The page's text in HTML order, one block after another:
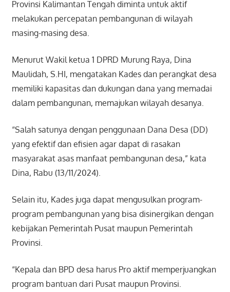
Provinsi Kalimantan Tengah diminta untuk aktif
melakukan percepatan pembangunan di wilayah
masing-masing desa.
Menurut Wakil ketua 1 DPRD Murung Raya, Dina
Maulidah, S.HI, mengatakan Kades dan perangkat desa
memiliki kapasitas dan dukungan dana yang memadai
dalam pembangunan, memajukan wilayah desanya.
“Salah satunya dengan penggunaan Dana Desa (DD)
yang efektif dan efisien agar dapat di rasakan
masyarakat asas manfaat pembangunan desa,” kata
Dina, Rabu (13/11/2024).
Selain itu, Kades juga dapat mengusulkan program-
program pembangunan yang bisa disinergikan dengan
kebijakan Pemerintah Pusat maupun Pemerintah
Provinsi.
“Kepala dan BPD desa harus Pro aktif memperjuangkan
program bantuan dari Pusat maupun Provinsi.